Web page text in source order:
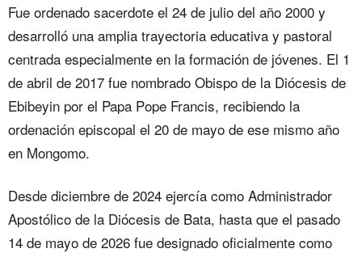
Fue ordenado sacerdote el 24 de julio del año 2000 y
desarrolló una amplia trayectoria educativa y pastoral
centrada especialmente en la formación de jóvenes. El 1
de abril de 2017 fue nombrado Obispo de la Diócesis de
Ebibeyin por el Papa Pope Francis, recibiendo la
ordenación episcopal el 20 de mayo de ese mismo año
en Mongomo.
Desde diciembre de 2024 ejercía como Administrador
Apostólico de la Diócesis de Bata, hasta que el pasado
14 de mayo de 2026 fue designado oficialmente como